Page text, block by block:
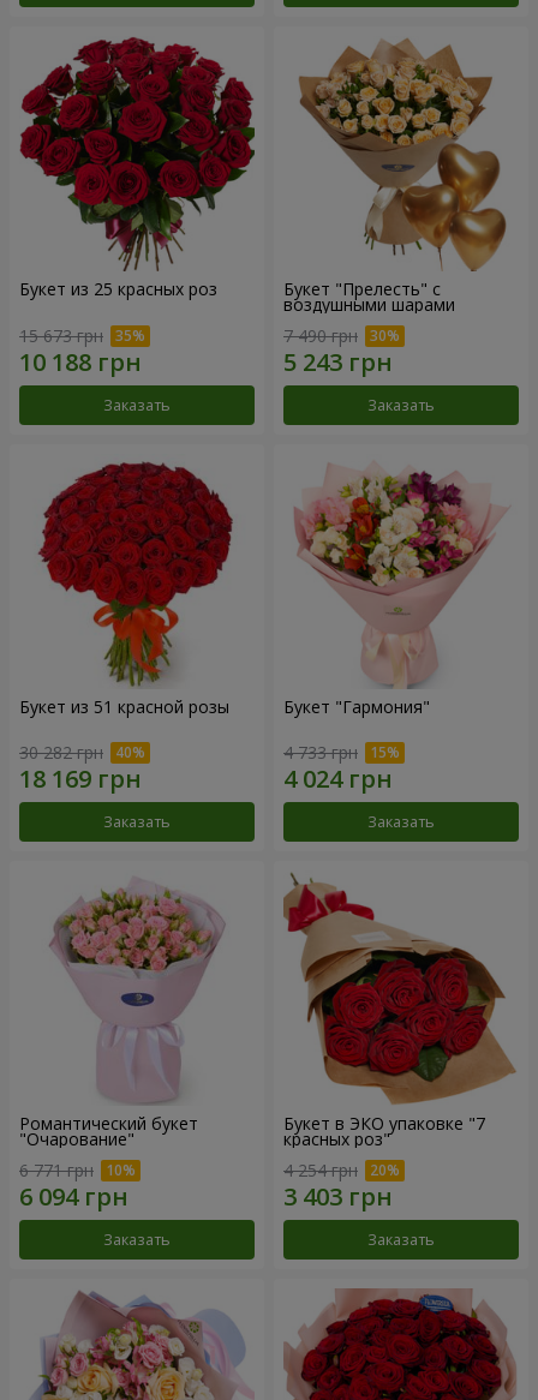
Букет из 25 красных роз
15 673 грн
Заказать
Букет "Прелесть" с
воздушными шарами
7 490 грн
Заказать
Букет из 51 красной розы
30 282 грн
Заказать
Букет "Гармония"
4 733 грн
Заказать
Романтический букет
"Очарование"
6 771 грн
Заказать
Букет в ЭКО упаковке "7
красных роз"
4 254 грн
Заказать